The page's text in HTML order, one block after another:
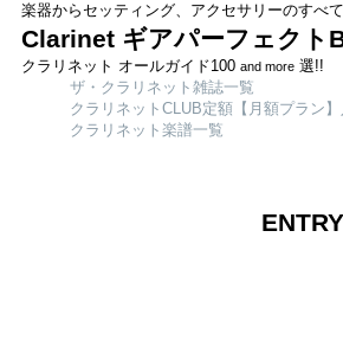
楽器からセッティング、アクセサリーのすべ
Clarinet ギアパーフェクト
クラリネット オールガイド100 and more選!!
ザ・クラリネット雑誌一覧
クラリネットCLUB定額【月額プラン】
クラリネット楽譜一覧